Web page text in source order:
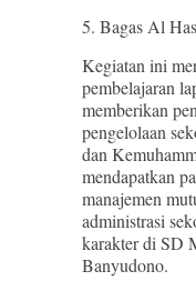
5. Bagas Al
Kegiatan ini
pembelajaran
memberikan
pengelolaan
dan
mendapatkan
manajemen
administrasi
karakter di SD
Banyudono.